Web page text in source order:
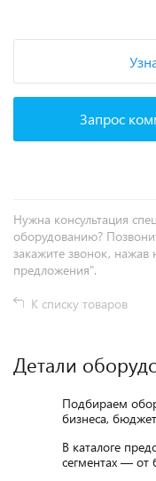
Запрос
Нужна консультация
оборудованию?
закажите звонок,
предложения".
К списку товаров
Детали
Подбираем
бизнеса,
В каталоге
сегментах — от